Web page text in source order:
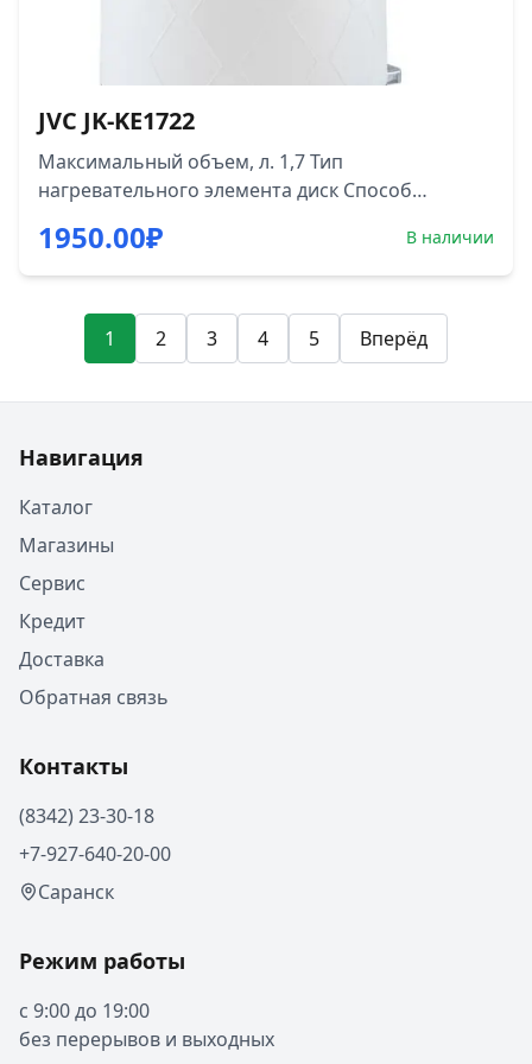
JVC JK-KE1722
Максимальный объем, л. 1,7 Тип
нагревательного элемента диск Способ
Отключение при закипании воды Отключение
при снятии с базы Отключение при отсутствии
индикатор клавиши Индикатор уровня воды
Особенности Подставка с вращением на 360⁰
1950.00₽ В наличии
1 2 3 4 5 Вперёд
Навигация
Каталог
Магазины
Сервис
Кредит
Доставка
Обратная связь
Контакты
(8342) 23-30-18
+7-927-640-20-00
Саранск
Режим работы
с 9:00 до 19:00
без перерывов и выходных